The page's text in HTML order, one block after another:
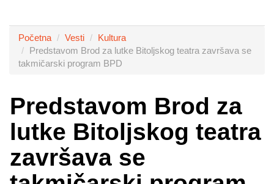
Početna Vesti
Kultura
Predstavom Brod za lutke Bitoljskog teatra završava se
takmičarski program BPD
Predstavom Brod za
lutke Bitoljskog teatra
završava se